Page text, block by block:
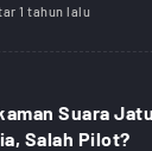
1 tahun lalu
Suara
Salah Pilot?